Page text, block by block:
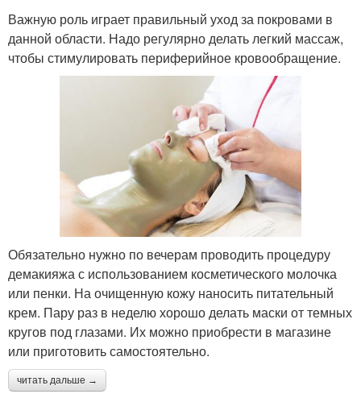
Важную роль играет правильный уход за покровами в
данной области. Надо регулярно делать легкий массаж,
чтобы стимулировать периферийное кровообращение.
Обязательно нужно по вечерам проводить процедуру
демакияжа с использованием косметического молочка
или пенки. На очищенную кожу наносить питательный
крем. Пару раз в неделю хорошо делать маски от темных
кругов под глазами. Их можно приобрести в магазине
или приготовить самостоятельно.
читать дальше →